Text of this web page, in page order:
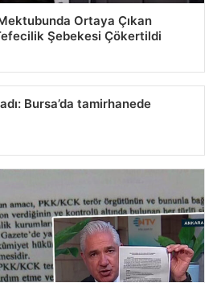
Ortaya Çıkan
Şebekesi Çökertildi
Bursa’da tamirhanede